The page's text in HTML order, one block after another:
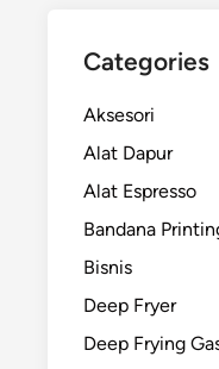
Categories
Aksesori
Alat Dapur
Alat Espresso
Bandana
Bisnis
Deep Fryer
Deep Frying